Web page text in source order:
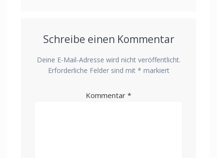
Schreibe einen Kommentar
Deine E-Mail-Adresse wird nicht veröffentlicht.
Erforderliche Felder sind mit * markiert
Kommentar *